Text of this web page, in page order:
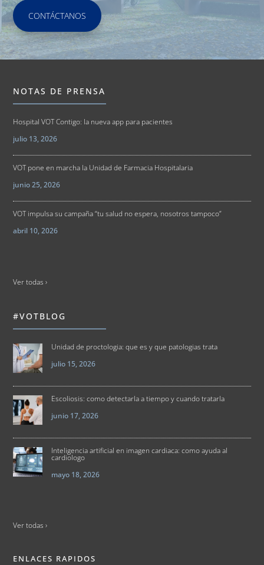
CONTÁCTANOS
NOTAS DE PRENSA
Hospital VOT Contigo: la nueva app para pacientes
julio 13, 2026
VOT pone en marcha la Unidad de Farmacia Hospitalaria
junio 25, 2026
VOT impulsa su campaña “tu salud no espera, nosotros tampoco”
abril 10, 2026
Ver todas ›
#VOTBLOG
Unidad de proctologia: que es y que patologias trata
julio 15, 2026
Escoliosis: como detectarla a tiempo y cuando tratarla
junio 17, 2026
Inteligencia artificial en imagen cardiaca: como ayuda al
cardiologo
mayo 18, 2026
Ver todas ›
ENLACES RAPIDOS